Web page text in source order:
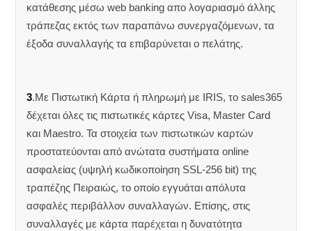
κατάθεσης μέσω web banking απο λογαριασμό άλλης
τράπεζας εκτός των παραπάνω συνεργαζόμενων, τα
έξοδα συναλλαγής τα επιβαρύνεται ο πελάτης.
3.Με Πιστωτική Κάρτα ή πληρωμή με IRIS, το sales365
δέχεται όλες τις πιστωτικές κάρτες Visa, Master Card
και Maestro. Τα στοιχεία των πιστωτικών καρτών
προστατεύονται από ανώτατα συστήματα online
ασφαλείας (υψηλή κωδικοποίηση SSL-256 bit) της
τραπέζης Πειραιώς, το οποίο εγγυάται απόλυτα
ασφαλές περιβάλλον συναλλαγών. Επίσης, στις
συναλλαγές με κάρτα παρέχεται η δυνατότητα